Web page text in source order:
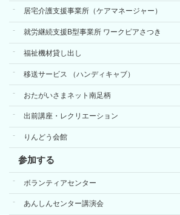
居宅介護支援事業所（ケアマネージャー）
就労継続支援B型事業所 ワークピアさつき
福祉機材貸し出し
移送サービス （ハンディキャブ）
おたがいさまネット南足柄
出前講座・レクリエーション
りんどう会館
参加する
ボランティアセンター
あんしんセンター講演会